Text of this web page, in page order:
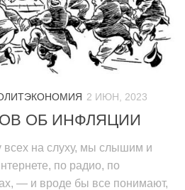
2 ИЮН, 2023
ОБ ИНФЛЯЦИИ
на слуху, мы слышим и
по радио, по
— и вроде бы все понимают,